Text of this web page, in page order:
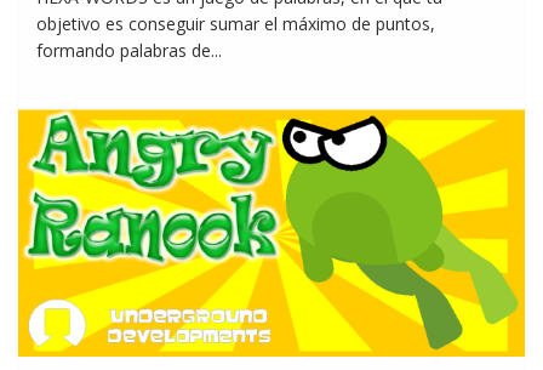
objetivo es conseguir sumar el máximo de puntos,
formando palabras de...